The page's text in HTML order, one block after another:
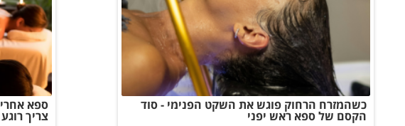
כשהמזרח הרחוק פוגש את השקט הפנימי - סוד
הקסם של ספא ראש יפני
ספא
צריך